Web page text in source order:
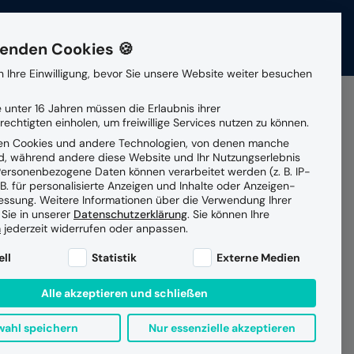
Suchen
Klientenmanagement
Vernetzte Versorgung
Managed Services Betrieb
Gesellschafterin
Partner
Datensicherheit
News Veranstaltungen
Cookies 🍪
Ihre Einwilligung, bevor Sie unsere Website weiter besuchen
unter 16 Jahren müssen die Erlaubnis ihrer
einholen, um freiwillige Services nutzen zu können.
Cookies und andere Technologien, von denen manche
während andere diese Website und Ihr Nutzungserlebnis
Daten können verarbeitet werden (z. B. IP-
für personalisierte Anzeigen und Inhalte oder Anzeigen-
Weitere Informationen über die Verwendung Ihrer
in unserer Datenschutzerklärung. Sie können Ihre
jederzeit widerrufen oder anpassen.
Liste der Service-Gruppen, für die eine Einwilligung
Statistik Externe Medien
Alle akzeptieren und schließen
speichern Nur essenzielle akzeptieren